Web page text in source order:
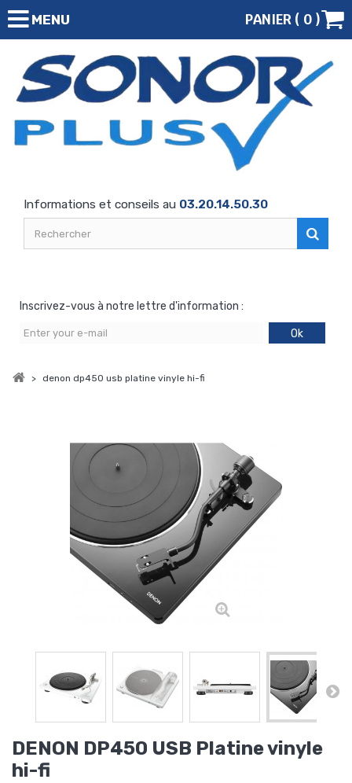
MENU PANIER ( 0 )
Informations et conseils au 03.20.14.50.30
Inscrivez-vous à notre lettre d'information :
Ok
> denon dp450 usb platine vinyle hi-fi
DENON DP450 USB Platine vinyle
hi-fi